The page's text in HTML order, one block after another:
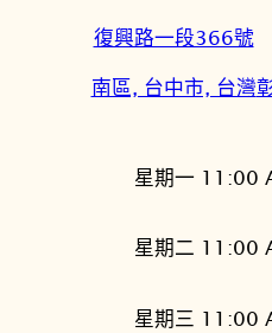
復興路一段366號
南區, 台中市, 台灣
星期一 11:00
星期二 11:00
星期三 11:00